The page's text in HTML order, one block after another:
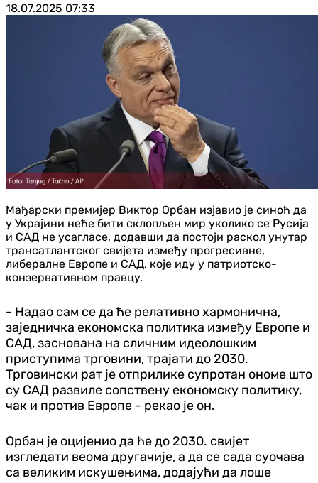
18.07.2025 07:33
Мађарски премијер Виктор Орбан изјавио је синоћ да
у Украјини неће бити склопљен мир уколико се Русија
и САД не усагласе, додавши да постоји раскол унутар
трансатлантског свијета између прогресивне,
либералне Европе и САД, које иду у патриотско-
конзервативном правцу.
- Надао сам се да ће релативно хармонична,
заједничка економска политика између Европе и
САД, заснована на сличним идеолошким
приступима трговини, трајати до 2030.
Трговински рат је отприлике супротан ономе што
су САД развиле сопствену економску политику,
чак и против Европе - рекао је он.
Орбан је оцијенио да ће до 2030. свијет
изгледати веома другачије, а да се сада суочава
са великим искушењима, додајући да лоше